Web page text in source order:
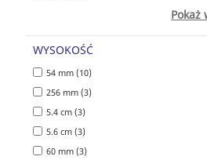
Pokaż
WYSOKOŚĆ
54 mm (10)
256 mm (3)
5.4 cm (3)
5.6 cm (3)
60 mm (3)